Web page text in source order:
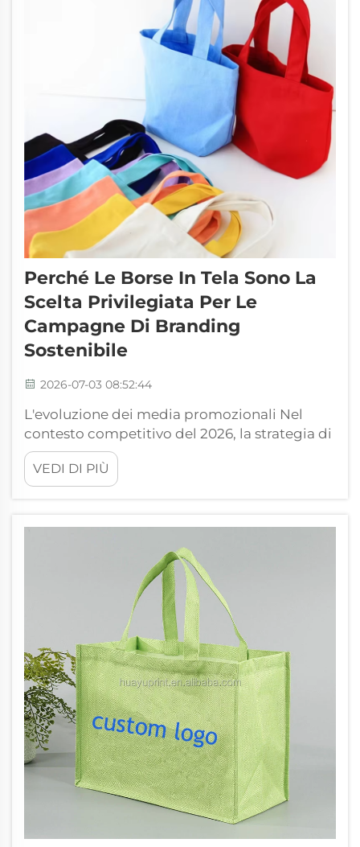
Perché Le Borse In Tela Sono La
Scelta Privilegiata Per Le
Campagne Di Branding
Sostenibile
2026-07-03 08:52:44
L'evoluzione dei media promozionali Nel
contesto competitivo del 2026, la strategia di
outreach del brand ha subito un
cambiamento fondamentale. Le
organizzazioni hanno abbandonato il
genera associazioni negative con...
VEDI DI PIÙ